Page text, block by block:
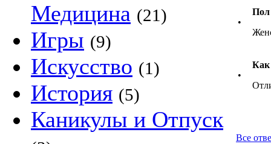
Медицина (21)
Игры (9)
Искусство (1)
История (5)
Каникулы и Отпуск
•
Пол
•
Как
Все